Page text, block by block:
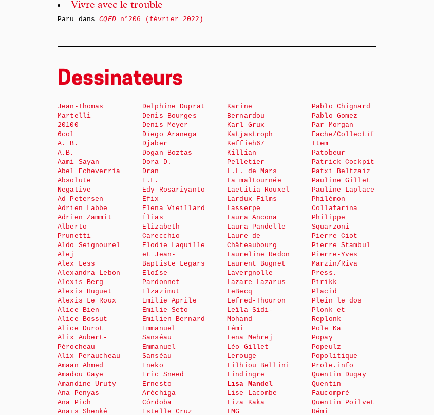
Vivre avec le trouble
Paru dansCQFDn°206 (février 2022)
Dessinateurs
Jean-Thomas
Martelli
20100
6col
A. B.
A.B.
Aami Sayan
Abel Echeverría
Absolute
Negative
Ad Petersen
Adrien Labbe
Adrien Zammit
Alberto
Prunetti
Aldo Seignourel
Alej
Alex Less
Alexandra Lebon
Alexis Berg
Alexis Huguet
Alexis Le Roux
Alice Bien
Alice Bossut
Alice Durot
Alix Aubert-
Pérocheau
Alix Peraucheau
Amaan Ahmed
Amadou Gaye
Amandine Uruty
Ana Penyas
Ana Pich
Anaïs Shenké
Delphine Duprat
Denis Bourges
Denis Meyer
Diego Aranega
Djaber
Dogan Boztas
Dora D.
Dran
E.L.
Edy Rosariyanto
Efix
Elena Vieillard
Élias
Elizabeth
Carecchio
Elodie Laquille
et Jean-
Baptiste Legars
Eloïse
Pardonnet
Elzazimut
Emilie Aprile
Emilie Seto
Emilien Bernard
Emmanuel
Sanséau
Emmanuel
Sanséau
Eneko
Eric Sneed
Ernesto
Aréchiga
Córdoba
Estelle Cruz
Karine
Bernardou
Karl Grux
Katjastroph
Keffieh67
Killian
Pelletier
L.L. de Mars
La maltournée
Laëtitia Rouxel
Lardux Films
Lasserpe
Laura Ancona
Laura Pandelle
Laure de
Châteaubourg
Laureline Redon
Laurent Bugnet
Lavergnolle
Lazare Lazarus
LeBecq
Lefred-Thouron
Leïla Sidi-
Mohand
Lémi
Lena Mehrej
Léo Gillet
Lerouge
Lilhiou Bellini
Lindingre
Lisa Mandel
Lise Lacombe
Liza Kaka
LMG
Pablo Chignard
Pablo Gomez
Par Morgan
Fache/Collectif
Item
Patobeur
Patrick Cockpit
Patxi Beltzaiz
Pauline Gillet
Pauline Laplace
Philémon
Collafarina
Philippe
Squarzoni
Pierre Ciot
Pierre Stambul
Pierre-Yves
Marzin/Riva
Press.
Pirikk
Placid
Plein le dos
Plonk et
Replonk
Pole Ka
Popay
Popeulz
Popolitique
Prole.info
Quentin Dugay
Quentin
Faucompré
Quentin Poilvet
Rémi